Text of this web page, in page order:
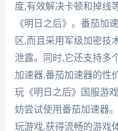
度,有效解决卡顿和掉线
《明日之后》。番茄加
区,而且采用军级加密技
泄露。同时,它还支持多
加速器,番茄加速器的性
玩《明日之后》国服游
妨尝试使用番茄加速器
玩游戏,获得流畅的游戏